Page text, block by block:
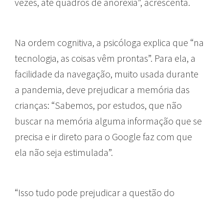
Na ordem cognitiva, a psicóloga explica que “na
tecnologia, as coisas vêm prontas”. Para ela, a
facilidade da navegação, muito usada durante
a pandemia, deve prejudicar a memória das
crianças: “Sabemos, por estudos, que não
buscar na memória alguma informação que se
precisa e ir direto para o Google faz com que
ela não seja estimulada”.
“Isso tudo pode prejudicar a questão do